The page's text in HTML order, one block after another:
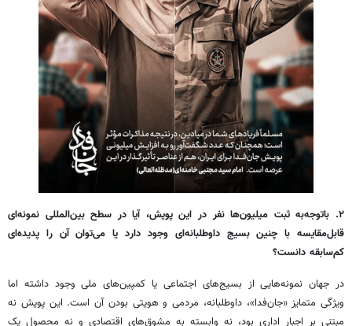
۲. باتوجه‌به ثبت میلیون‌ها نفر در این پویش، آیا در سطح بین‌المللی نمونه‌ای
قابل‌مقایسه با چنین بسیج داوطلبانه‌ای وجود دارد یا می‌توان آن را پدیده‌ای
کم‌سابقه دانست؟
در جهان نمونه‌هایی از بسیج‌های اجتماعی یا کمپین‌های ملی وجود داشته اما
ویژگی متمایز «جان‌فدا»، داوطلبانه، مردمی و هویتی بودن آن است. این پویش نه
مبتنی بر اجبار اداری بود، نه وابسته به مشوق‌های اقتصادی و نه محصول یک